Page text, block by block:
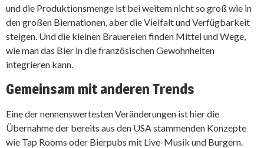
und die Produktionsmenge ist bei weitem nicht so groß wie in
den großen Biernationen, aber die Vielfalt und Verfügbarkeit
steigen. Und die kleinen Brauereien finden Mittel und Wege,
wie man das Bier in die französischen Gewohnheiten
integrieren kann.
Gemeinsam mit anderen Trends
Eine der nennenswertesten Veränderungen ist hier die
Übernahme der bereits aus den USA stammenden Konzepte
wie Tap Rooms oder Bierpubs mit Live-Musik und Burgern.